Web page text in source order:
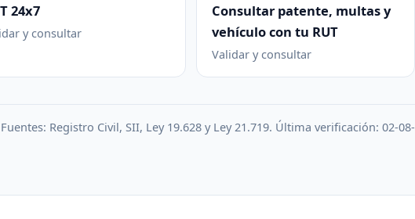
24x7
y consultar
Consultar patente, multas y
vehículo con tu RUT
Validar y consultar
Registro Civil, SII, Ley 19.628 y Ley 21.719. Última verificación: 02-08-